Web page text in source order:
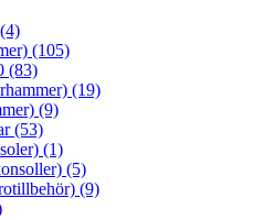
(4)
(105)
(83)
(19)
(9)
(53)
(1)
(5)
(9)